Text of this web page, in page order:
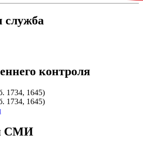
служба
контроля
1734, 1645)
1734, 1645)
СМИ